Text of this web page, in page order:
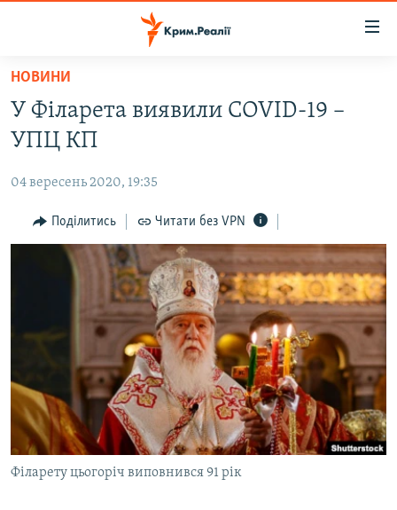
Перейти
основного
матеріалу
до
навігації
Перейти
ВОДА.КРИМ
ПОЛІТИКА
БЛОГИ
ПОГЛЯД
ВСЕ ЗА ДЕНЬ
ДЕПОРТАЦІЯ
ВІДЕОУРОКИ «ELIFBE»
СВІДЧЕННЯ ОКУПАЦІЇ
УКРАЇНСЬКА ПРОБЛЕМА КРИМУ
ЯК ОБІЙТИ БЛОКУВАННЯ
Русский
Qırımtatar
НОВИНИ
У Філарета виявили COVID-19 –
УПЦ КП
04 вересень 2020, 19:35
Поділитись Читати без VPN
Філарету цьогоріч виповнився 91 рік